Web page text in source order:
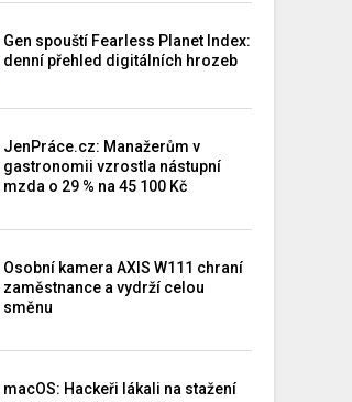
Gen spouští Fearless Planet Index:
denní přehled digitálních hrozeb
JenPráce.cz: Manažerům v
gastronomii vzrostla nástupní
mzda o 29 % na 45 100 Kč
Osobní kamera AXIS W111 chraní
zaměstnance a vydrží celou
směnu
macOS: Hackeři lákali na stažení